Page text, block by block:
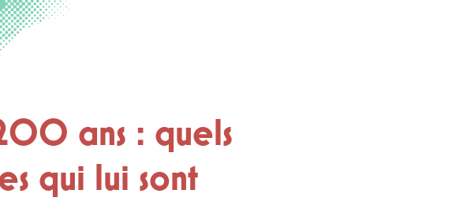
ans : quels
qui lui sont